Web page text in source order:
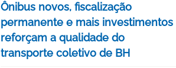
Ônibus novos, fiscalização
permanente e mais investimentos
reforçam a qualidade do
transporte coletivo de BH